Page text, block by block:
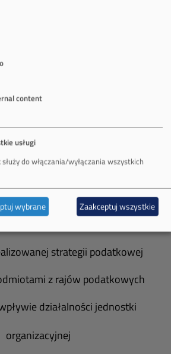
Koncern Węglowy
Górniczy Brzeszcze
Górniczy Janina
Górniczy Sobieski
strategii podatkowej
z rajów podatkowych
działalności jednostki
organizacyjnej
content
usługi
służy do włączania/wyłączania wszystkich
wybrane Zaakceptuj wszystkie